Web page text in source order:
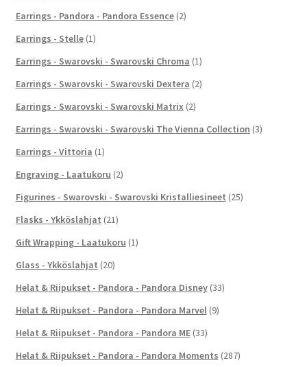
Earrings - Pandora - Pandora Essence (2)
Earrings - Stelle (1)
Earrings - Swarovski - Swarovski Chroma (1)
Earrings - Swarovski - Swarovski Dextera (2)
Earrings - Swarovski - Swarovski Matrix (2)
Earrings - Swarovski - Swarovski The Vienna Collection (3)
Earrings - Vittoria (1)
Engraving - Laatukoru (2)
Figurines - Swarovski - Swarovski Kristalliesineet (25)
Flasks - Ykköslahjat (21)
Gift Wrapping - Laatukoru (1)
Glass - Ykköslahjat (20)
Helat & Riipukset - Pandora - Pandora Disney (33)
Helat & Riipukset - Pandora - Pandora Marvel (9)
Helat & Riipukset - Pandora - Pandora ME (33)
Helat & Riipukset - Pandora - Pandora Moments (287)